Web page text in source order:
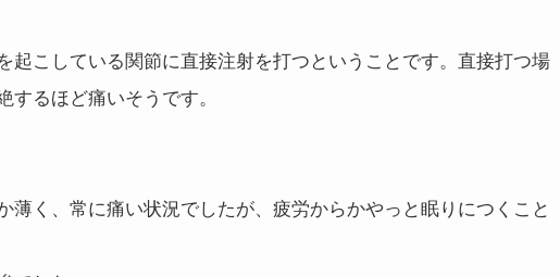
起こしている関節に直接注射を打つということです。直接打つ場
るほど痛いそうです。
薄く、常に痛い状況でしたが、疲労からかやっと眠りにつくこと